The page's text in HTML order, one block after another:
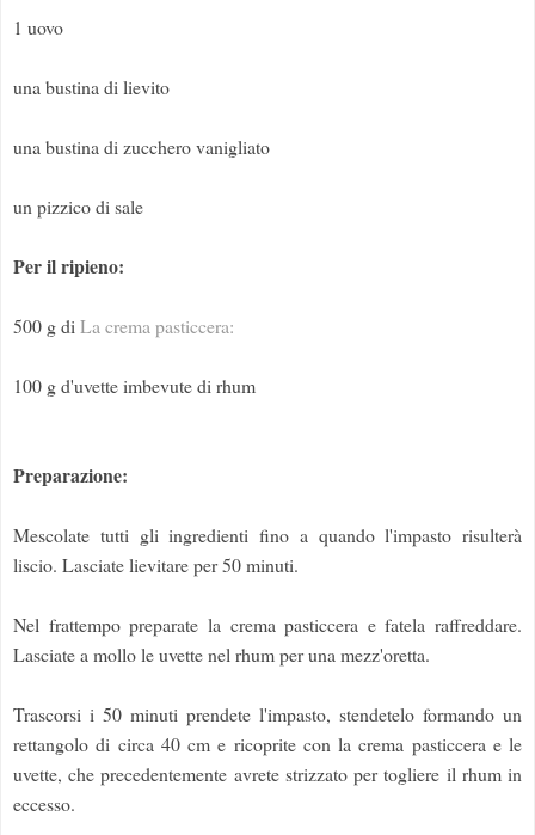
1 uovo
una bustina di lievito
una bustina di zucchero vanigliato
un pizzico di sale
Per il ripieno:
500 g diLa crema pasticcera:
100 g d'uvette imbevute di rhum
Preparazione:
Mescolate tutti gli ingredienti fino a quando l'impasto risulterà
liscio. Lasciate lievitare per 50 minuti.
Nel frattempo preparate la crema pasticcera e fatela raffreddare.
Lasciate a mollo le uvette nel rhum per una mezz'oretta.
Trascorsi i 50 minuti prendete l'impasto, stendetelo formando un
rettangolo di circa 40 cm e ricoprite con la crema pasticcera e le
uvette, che precedentemente avrete strizzato per togliere il rhum in
eccesso.